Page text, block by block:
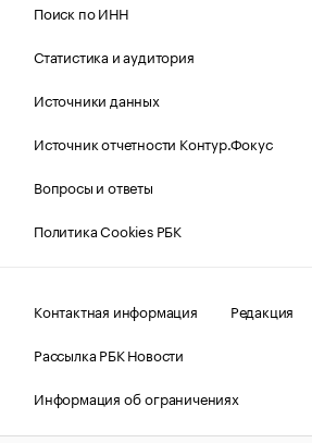
Поиск по ИНН
Статистика и аудитория
Источники данных
Источник отчетности Контур.Фокус
Вопросы и ответы
Политика Cookies РБК
Контактная информация
Редакция
Рассылка РБК Новости
Информация об ограничениях